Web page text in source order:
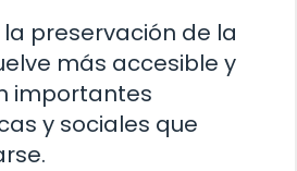
preservación de la
más accesible y
importantes
y sociales que